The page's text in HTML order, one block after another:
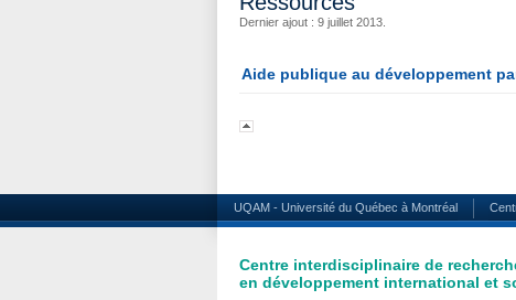
Dernier ajout : 9 juillet 2013.
Aide publique au développement
UQAM - Université du Québec à Montréal
Centre interdisciplinaire de
en développement international et